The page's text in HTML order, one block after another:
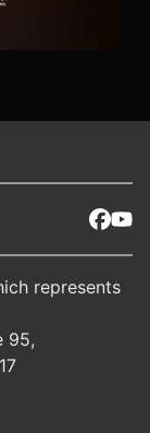
represents
95,